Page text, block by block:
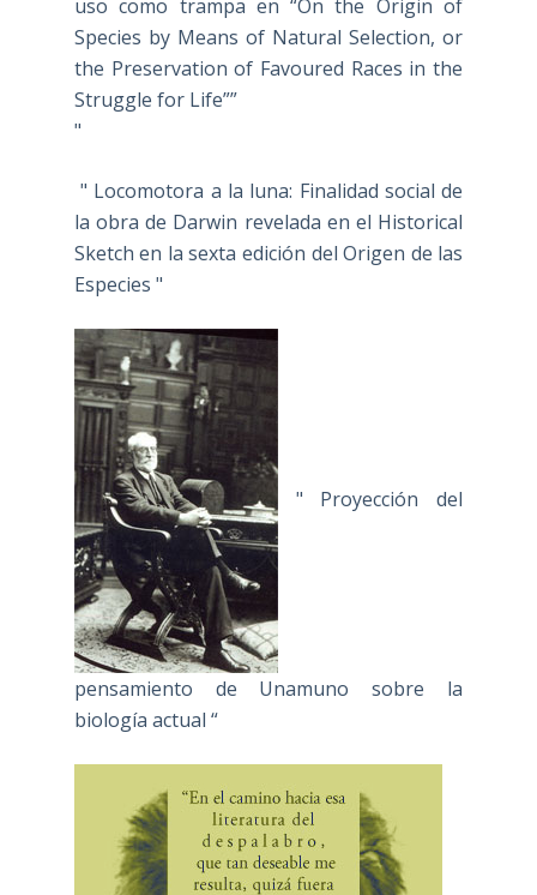
uso como trampa en “On the Origin of
Species by Means of Natural Selection, or
the Preservation of Favoured Races in the
Struggle for Life””
"
" Locomotora a la luna: Finalidad social de
la obra de Darwin revelada en el Historical
Sketch en la sexta edición del Origen de las
Especies "
" Proyección del
pensamiento de Unamuno sobre la
biología actual “